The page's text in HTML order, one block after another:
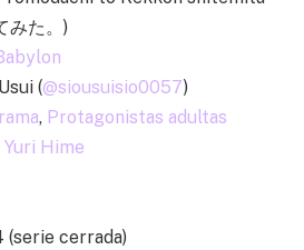
みた。)
(@siousuisio0057)
, Protagonistas adultas
Yuri Hime
(serie cerrada)